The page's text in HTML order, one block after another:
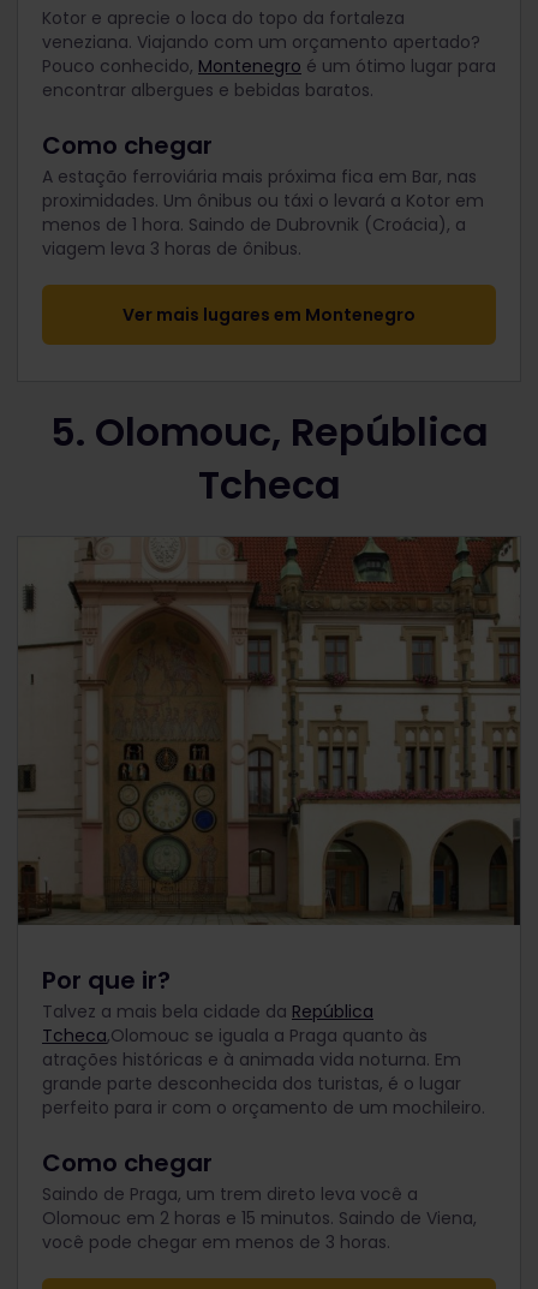
Kotor e aprecie o loca do topo da fortaleza
veneziana. Viajando com um orçamento apertado?
Pouco conhecido, Montenegro é um ótimo lugar para
encontrar albergues e bebidas baratos.
Como chegar
A estação ferroviária mais próxima fica em Bar, nas
proximidades. Um ônibus ou táxi o levará a Kotor em
menos de 1 hora. Saindo de Dubrovnik (Croácia), a
viagem leva 3 horas de ônibus.
Ver mais lugares em Montenegro
5. Olomouc, República
Tcheca
Por que ir?
Talvez a mais bela cidade da República
Tcheca,Olomouc se iguala a Praga quanto às
atrações históricas e à animada vida noturna. Em
grande parte desconhecida dos turistas, é o lugar
perfeito para ir com o orçamento de um mochileiro.
Como chegar
Saindo de Praga, um trem direto leva você a
Olomouc em 2 horas e 15 minutos. Saindo de Viena,
você pode chegar em menos de 3 horas.